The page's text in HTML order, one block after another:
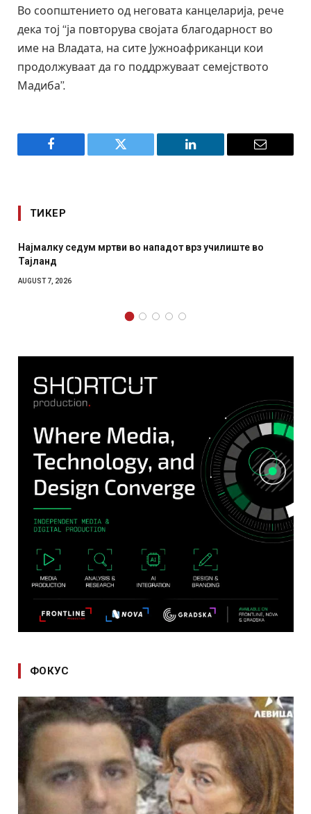
Во соопштението од неговата канцеларија, рече
дека тој “ја повторува својата благодарност во
име на Владата, на сите Јужноафриканци кои
продолжуваат да го поддржуваат семејството
Мадиба”.
Facebook Twitter LinkedIn Email
ТИКЕР
врз училиште во
СОЗИС: Украинците повеќе
ФОКУС